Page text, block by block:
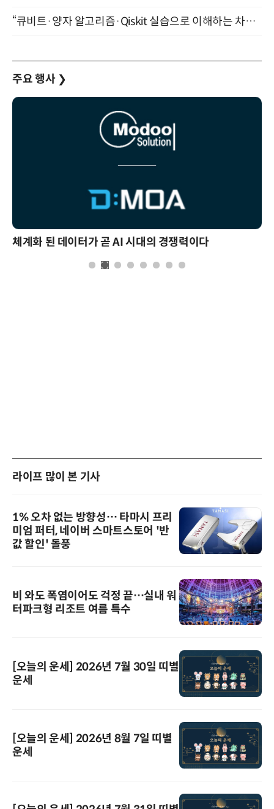
“큐비트·양자 알고리즘·Qiskit 실습으로 이해하는 차세대 컴퓨팅” (8/28)
주요 행사 ❯
체계화 된 데이터가 곧 AI 시대의 경쟁력이다
라이프 많이 본 기사
1% 오차 없는 방향성… 타마시 프리
미엄 퍼터, 네이버 스마트스토어 '반
값 할인' 돌풍
비 와도 폭염이어도 걱정 끝…실내 워
터파크형 리조트 여름 특수
[오늘의 운세] 2026년 7월 30일 띠별
운세
[오늘의 운세] 2026년 8월 7일 띠별
운세